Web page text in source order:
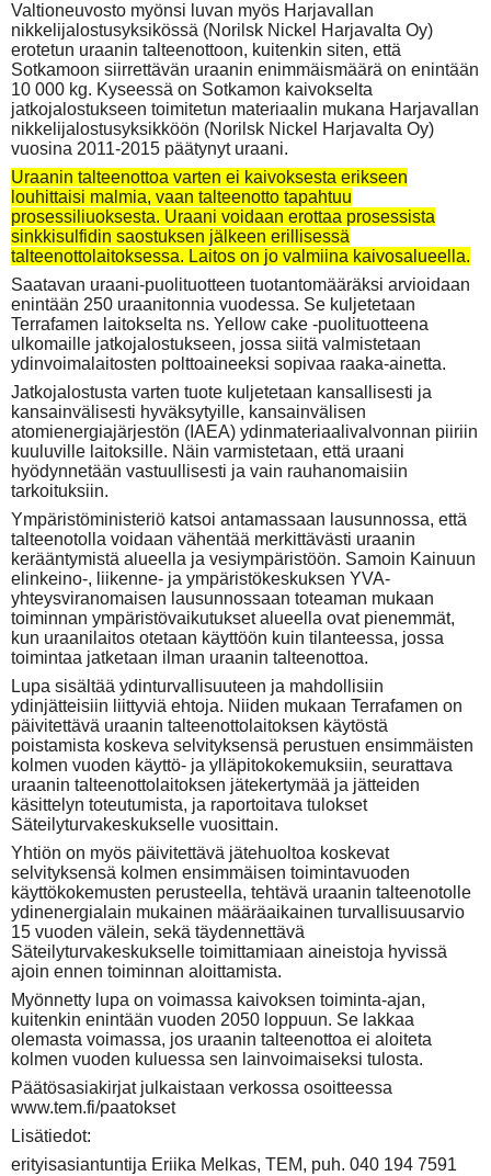
Valtioneuvosto myönsi luvan myös Harjavallan
nikkelijalostusyksikössä (Norilsk Nickel Harjavalta Oy)
erotetun uraanin talteenottoon, kuitenkin siten, että
Sotkamoon siirrettävän uraanin enimmäismäärä on enintään
10 000 kg. Kyseessä on Sotkamon kaivokselta
jatkojalostukseen toimitetun materiaalin mukana Harjavallan
nikkelijalostusyksikköön (Norilsk Nickel Harjavalta Oy)
vuosina 2011-2015 päätynyt uraani.
Uraanin talteenottoa varten ei kaivoksesta erikseen
louhittaisi malmia, vaan talteenotto tapahtuu
prosessiliuoksesta. Uraani voidaan erottaa prosessista
sinkkisulfidin saostuksen jälkeen erillisessä
talteenottolaitoksessa. Laitos on jo valmiina kaivosalueella.
Saatavan uraani-puolituotteen tuotantomääräksi arvioidaan
enintään 250 uraanitonnia vuodessa. Se kuljetetaan
Terrafamen laitokselta ns. Yellow cake -puolituotteena
ulkomaille jatkojalostukseen, jossa siitä valmistetaan
ydinvoimalaitosten polttoaineeksi sopivaa raaka-ainetta.
Jatkojalostusta varten tuote kuljetetaan kansallisesti ja
kansainvälisesti hyväksytyille, kansainvälisen
atomienergiajärjestön (IAEA) ydinmateriaalivalvonnan piiriin
kuuluville laitoksille. Näin varmistetaan, että uraani
hyödynnetään vastuullisesti ja vain rauhanomaisiin
tarkoituksiin.
Ympäristöministeriö katsoi antamassaan lausunnossa, että
talteenotolla voidaan vähentää merkittävästi uraanin
kerääntymistä alueella ja vesiympäristöön. Samoin Kainuun
elinkeino-, liikenne- ja ympäristökeskuksen YVA-
yhteysviranomaisen lausunnossaan toteaman mukaan
toiminnan ympäristövaikutukset alueella ovat pienemmät,
kun uraanilaitos otetaan käyttöön kuin tilanteessa, jossa
toimintaa jatketaan ilman uraanin talteenottoa.
Lupa sisältää ydinturvallisuuteen ja mahdollisiin
ydinjätteisiin liittyviä ehtoja. Niiden mukaan Terrafamen on
päivitettävä uraanin talteenottolaitoksen käytöstä
poistamista koskeva selvityksensä perustuen ensimmäisten
kolmen vuoden käyttö- ja ylläpitokokemuksiin, seurattava
uraanin talteenottolaitoksen jätekertymää ja jätteiden
käsittelyn toteutumista, ja raportoitava tulokset
Säteilyturvakeskukselle vuosittain.
Yhtiön on myös päivitettävä jätehuoltoa koskevat
selvityksensä kolmen ensimmäisen toimintavuoden
käyttökokemusten perusteella, tehtävä uraanin talteenotolle
ydinenergialain mukainen määräaikainen turvallisuusarvio
15 vuoden välein, sekä täydennettävä
Säteilyturvakeskukselle toimittamiaan aineistoja hyvissä
ajoin ennen toiminnan aloittamista.
Myönnetty lupa on voimassa kaivoksen toiminta-ajan,
kuitenkin enintään vuoden 2050 loppuun. Se lakkaa
olemasta voimassa, jos uraanin talteenottoa ei aloiteta
kolmen vuoden kuluessa sen lainvoimaiseksi tulosta.
Päätösasiakirjat julkaistaan verkossa osoitteessa
www.tem.fi/paatokset
Lisätiedot:
erityisasiantuntija Eriika Melkas, TEM, puh. 040 194 7591